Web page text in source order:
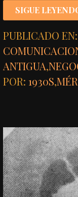
SIGUE
PUBLICADO EN:
ANTIGUA,
POR:1930S,